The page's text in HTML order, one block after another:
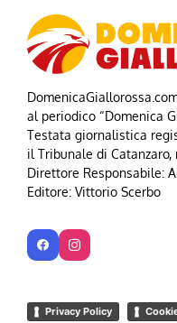
al periodico “Domenica
Testata giornalistica
il Tribunale di Catanzaro,
Direttore Responsabile:
Editore: Vittorio Scerbo
Privacy Policy